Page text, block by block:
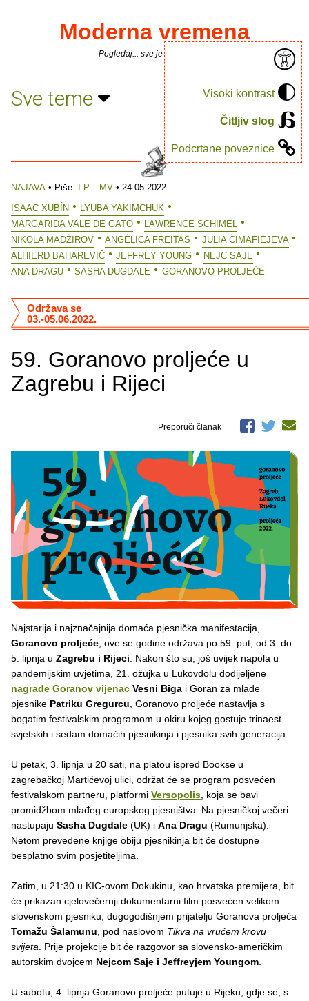
Visoki kontrast
Čitljiv slog
Podcrtane poveznice
Moderna vremena
Pogledaj... sve je puno knjiga.
Sve teme
NAJAVA • Piše: I.P. - MV • 24.05.2022.
ISAAC XUBÍN
LYUBA YAKIMCHUK
MARGARIDA VALE DE GATO
LAWRENCE SCHIMEL
NIKOLA MADŽIROV
ANGÉLICA FREITAS
JULIA CIMAFIEJEVA
ALHIERD BAHAREVIČ
JEFFREY YOUNG
NEJC SAJE
ANA DRAGU
SASHA DUGDALE GORANOVO PROLJEĆE
59. Goranovo proljeće u
Zagrebu i Rijeci
Održava se
03.-05.06.2022.
Preporuči članak
Najstarija i najznačajnija domaća pjesnička manifestacija,
Goranovo proljeće, ove se godine održava po 59. put, od 3. do
5. lipnja u Zagrebu i Rijeci. Nakon što su, još uvijek napola u
pandemijskim uvjetima, 21. ožujka u Lukovdolu dodijeljene
nagrade Goranov vijenac Vesni Biga i Goran za mlade
pjesnike Patriku Gregurcu, Goranovo proljeće nastavlja s
bogatim festivalskim programom u okiru kojeg gostuje trinaest
svjetskih i sedam domaćih pjesnikinja i pjesnika svih generacija.
U petak, 3. lipnja u 20 sati, na platou ispred Bookse u
zagrebačkoj Martićevoj ulici, održat će se program posvećen
festivalskom partneru, platformi Versopolis, koja se bavi
promidžbom mlađeg europskog pjesništva. Na pjesničkoj večeri
nastupaju Sasha Dugdale (UK) i Ana Dragu (Rumunjska).
Netom prevedene knjige obiju pjesnikinja bit će dostupne
besplatno svim posjetiteljima.
Zatim, u 21:30 u KIC-ovom Dokukinu, kao hrvatska premijera, bit
će prikazan cjelovečernji dokumentarni film posvećen velikom
slovenskom pjesniku, dugogodišnjem prijatelju Goranova proljeća
Tomažu Šalamunu, pod naslovom Tikva na vrućem krovu
svijeta. Prije projekcije bit će razgovor sa slovensko-američkim
autorskim dvojcem Nejcom Saje i Jeffreyjem Youngom.
U subotu, 4. lipnja Goranovo proljeće putuje u Rijeku, gdje se, s